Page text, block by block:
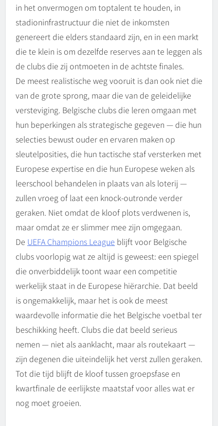
in het onvermogen om toptalent te houden, in
stadioninfrastructuur die niet de inkomsten
genereert die elders standaard zijn, en in een markt
die te klein is om dezelfde reserves aan te leggen als
de clubs die zij ontmoeten in de achtste finales.
De meest realistische weg vooruit is dan ook niet die
van de grote sprong, maar die van de geleidelijke
versteviging. Belgische clubs die leren omgaan met
hun beperkingen als strategische gegeven — die hun
selecties bewust ouder en ervaren maken op
sleutelposities, die hun tactische staf versterken met
Europese expertise en die hun Europese weken als
leerschool behandelen in plaats van als loterij —
zullen vroeg of laat een knock-outronde verder
geraken. Niet omdat de kloof plots verdwenen is,
maar omdat ze er slimmer mee zijn omgegaan.
De UEFA Champions League blijft voor Belgische
clubs voorlopig wat ze altijd is geweest: een spiegel
die onverbiddelijk toont waar een competitie
werkelijk staat in de Europese hiërarchie. Dat beeld
is ongemakkelijk, maar het is ook de meest
waardevolle informatie die het Belgische voetbal ter
beschikking heeft. Clubs die dat beeld serieus
nemen — niet als aanklacht, maar als routekaart —
zijn degenen die uiteindelijk het verst zullen geraken.
Tot die tijd blijft de kloof tussen groepsfase en
kwartfinale de eerlijkste maatstaf voor alles wat er
nog moet groeien.